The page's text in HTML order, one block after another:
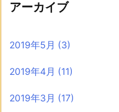
アーカイブ
2019年5月 (3)
2019年4月 (11)
2019年3月 (17)